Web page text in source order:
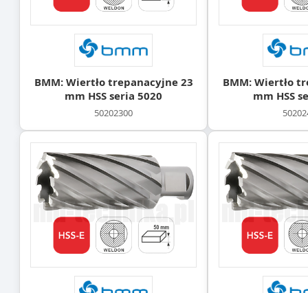
BMM: Wiertło trepanacyjne 23
mm HSS seria 5020
50202300
BMM: Wiertło
mm HSS